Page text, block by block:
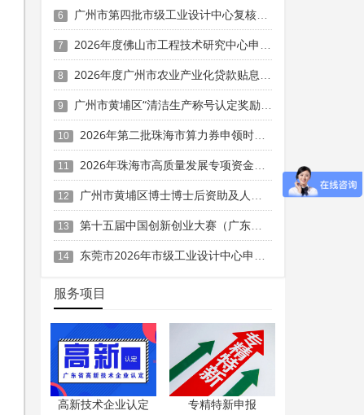
6 广州市第四批市级工业设计中心复核申报时间、条件要求、扶持奖励
7 2026年度佛山市工程技术研究中心申报时间、条件要求、扶持奖励
8 2026年度广州市农业产业化贷款贴息项目申报时间、条件要求、补助奖励
9 广州市黄埔区“清洁生产称号认定奖励”和“绿色制造示范认定奖励”事项兑现申报时间、条件要求、资助标准
10 2026年第二批珠海市算力券申领时间、条件要求、资助奖励
11 2026年珠海市高质量发展专项资金（人工智能与机器人产业发展用途）第二批项目征集申报时间、条件要求、补助奖励
12 广州市黄埔区博士博士后资助及人力资源服务产业园扶持等政策兑现申报时间、条件要求、补助奖励
13 第十五届中国创新创业大赛（广东赛区）暨第十四届“珠江天使杯”科技创新创业大赛参赛时间、条件要求、扶持奖励
14 东莞市2026年市级工业设计中心申报时间、条件要求、扶持奖励
服务项目
高新技术企业认定 专精特新申报